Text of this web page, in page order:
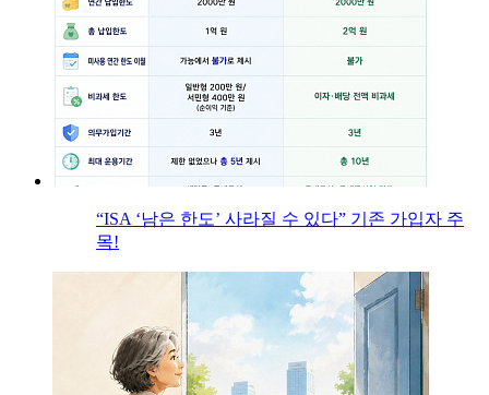
“ISA ‘남은 한도’ 사라질 수 있다” 기존 가입자 주
목!